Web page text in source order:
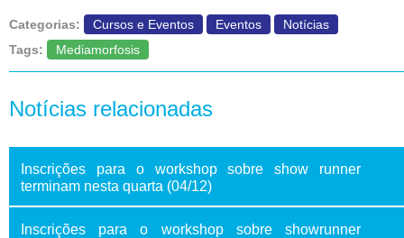
Categorias: Cursos e Eventos Eventos
Notícias
Tags:
Mediamorfosis
Notícias relacionadas
Inscrições para o workshop sobre show runner
terminam nesta quarta (04/12)
Inscrições para o workshop sobre showrunner